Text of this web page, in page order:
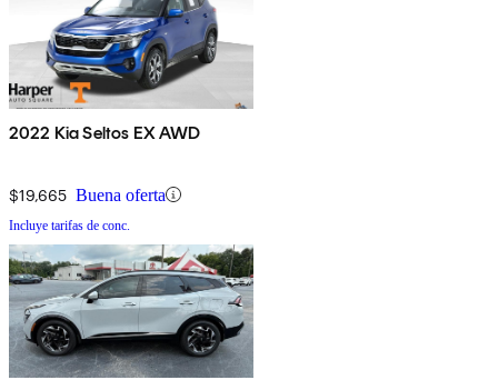
2022 Kia Seltos EX AWD
$19,665 Buena oferta
Incluye tarifas de conc.